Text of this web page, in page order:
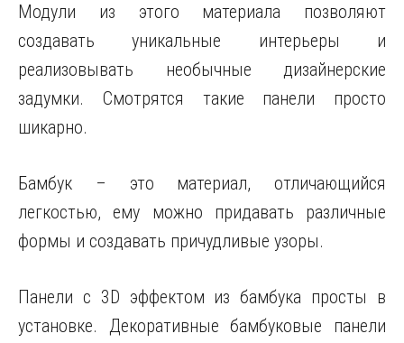
Модули из этого материала позволяют
создавать уникальные интерьеры и
реализовывать необычные дизайнерские
задумки. Смотрятся такие панели просто
шикарно.
Бамбук – это материал, отличающийся
легкостью, ему можно придавать различные
формы и создавать причудливые узоры.
Панели с 3D эффектом из бамбука просты в
установке. Декоративные бамбуковые панели